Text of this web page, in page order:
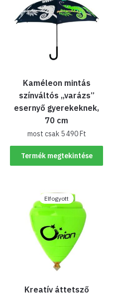
Kaméleon mintás
színváltós „varázs”
esernyő gyerekeknek,
70 cm
most csak 5 490Ft
Termék megtekintése
Elfogyott
Kreatív áttetsző